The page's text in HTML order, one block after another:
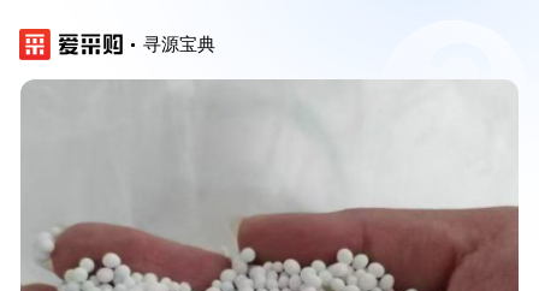
寻源宝典